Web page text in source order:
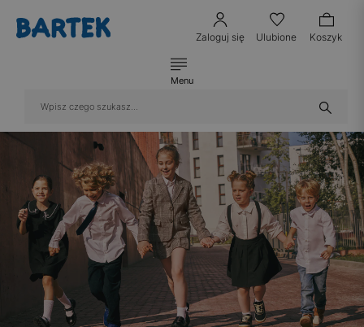
Zaloguj się Ulubione Koszyk
Menu